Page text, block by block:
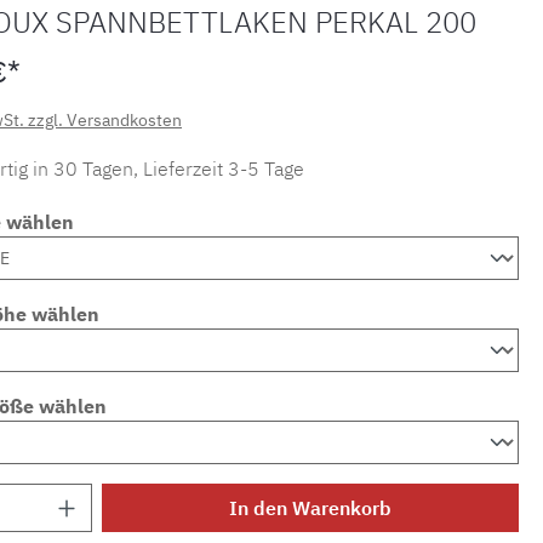
SPANNBETTLAKEN PERKAL 200
zzgl. Versandkosten
in 30 Tagen, Lieferzeit 3-5 Tage
wählen
wählen
wählen
Anzahl: Gib den gewünschten Wert ein
In den Warenkorb